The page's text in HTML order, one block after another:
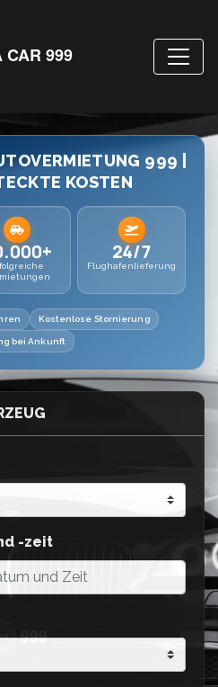
CAR 999
999 |
KOSTEN
24/7
Flughafenlieferung
Kostenlose Stornierung
bei Ankunft
-zeit